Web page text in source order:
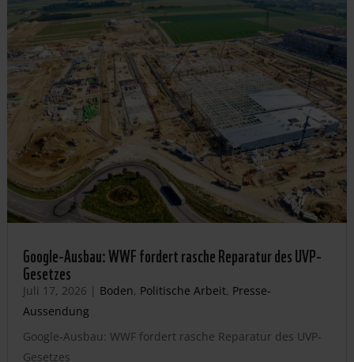
Google-Ausbau: WWF fordert rasche Reparatur des UVP-
Gesetzes
Juli 17, 2026 | Boden, Politische Arbeit, Presse-
Aussendung
Google-Ausbau: WWF fordert rasche Reparatur des UVP-
Gesetzes